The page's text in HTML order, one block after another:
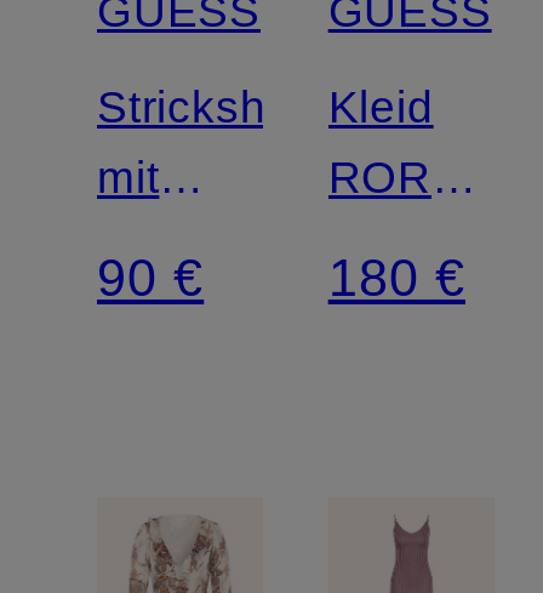
GUESS
Strickshirt
mit
Schmucksteinen
90 €
GUESS
Kleid
RORY
mit
Leinen
180 €